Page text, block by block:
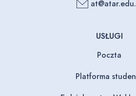
USŁUGI
Poczta
Platforma